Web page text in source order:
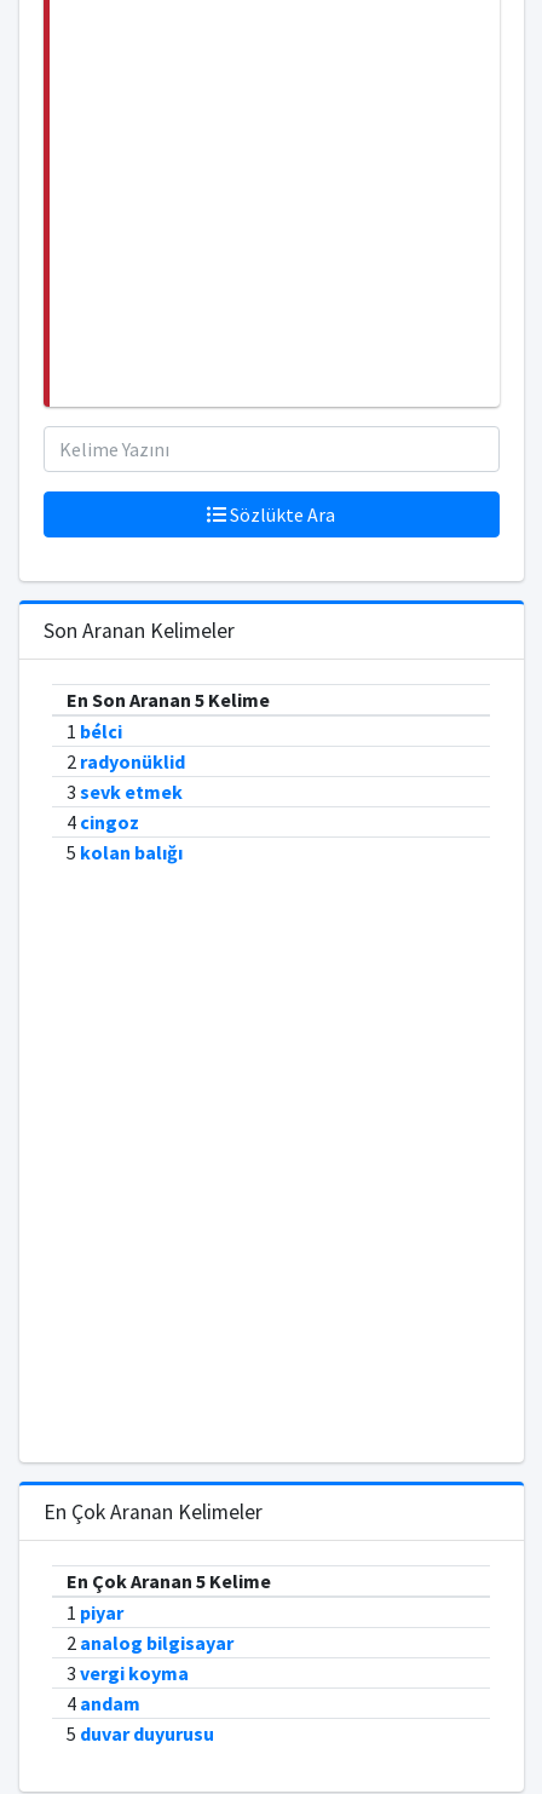
Sözlükte Ara
Son Aranan Kelimeler
En Son Aranan 5 Kelime
1 bélci
2 radyonüklid
3 sevk etmek
4 cingoz
5 kolan balığı
En Çok Aranan Kelimeler
En Çok Aranan 5 Kelime
1 piyar
2 analog bilgisayar
3 vergi koyma
4 andam
5 duvar duyurusu